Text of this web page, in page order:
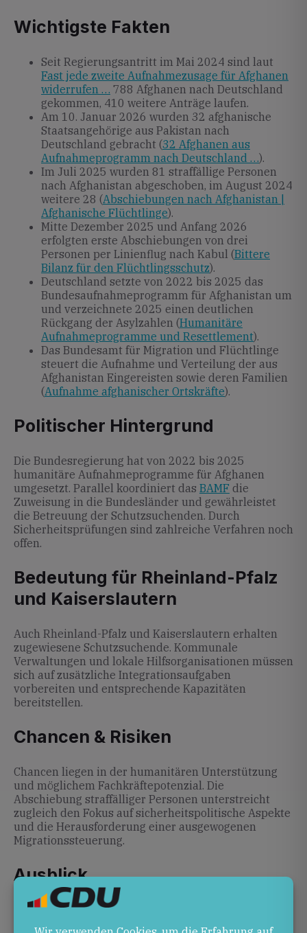
Wichtigste Fakten
Seit Regierungsantritt im Mai 2024 sind laut
Fast jede zweite Aufnahmezusage für Afghanen
widerrufen … 788 Afghanen nach Deutschland
gekommen, 410 weitere Anträge laufen.
Am 10. Januar 2026 wurden 32 afghanische
Staatsangehörige aus Pakistan nach
Deutschland gebracht (32 Afghanen aus
Aufnahmeprogramm nach Deutschland …).
Im Juli 2025 wurden 81 straffällige Personen
nach Afghanistan abgeschoben, im August 2024
weitere 28 (Abschiebungen nach Afghanistan |
Afghanische Flüchtlinge).
Mitte Dezember 2025 und Anfang 2026
erfolgten erste Abschiebungen von drei
Personen per Linienflug nach Kabul (Bittere
Bilanz für den Flüchtlingsschutz).
Deutschland setzte von 2022 bis 2025 das
Bundesaufnahmeprogramm für Afghanistan um
und verzeichnete 2025 einen deutlichen
Rückgang der Asylzahlen (Humanitäre
Aufnahmeprogramme und Resettlement).
Das Bundesamt für Migration und Flüchtlinge
steuert die Aufnahme und Verteilung der aus
Afghanistan Eingereisten sowie deren Familien
(Aufnahme afghanischer Ortskräfte).
Politischer Hintergrund
Die Bundesregierung hat von 2022 bis 2025
humanitäre Aufnahmeprogramme für Afghanen
umgesetzt. Parallel koordiniert das BAMF die
Zuweisung in die Bundesländer und gewährleistet
die Betreuung der Schutzsuchenden. Durch
Sicherheitsprüfungen sind zahlreiche Verfahren noch
offen.
Bedeutung für Rheinland-Pfalz
und Kaiserslautern
Auch Rheinland-Pfalz und Kaiserslautern erhalten
zugewiesene Schutzsuchende. Kommunale
Verwaltungen und lokale Hilfsorganisationen müssen
sich auf zusätzliche Integrationsaufgaben
vorbereiten und entsprechende Kapazitäten
bereitstellen.
Chancen & Risiken
Chancen liegen in der humanitären Unterstützung
und möglichem Fachkräftepotenzial. Die
Abschiebung straffälliger Personen unterstreicht
zugleich den Fokus auf sicherheitspolitische Aspekte
und die Herausforderung einer ausgewogenen
Migrationssteuerung.
Ausblick
Mit dem Ende des Bundesaufnahmeprogramms 2025
und rückläufigen Asylzahlen stehen